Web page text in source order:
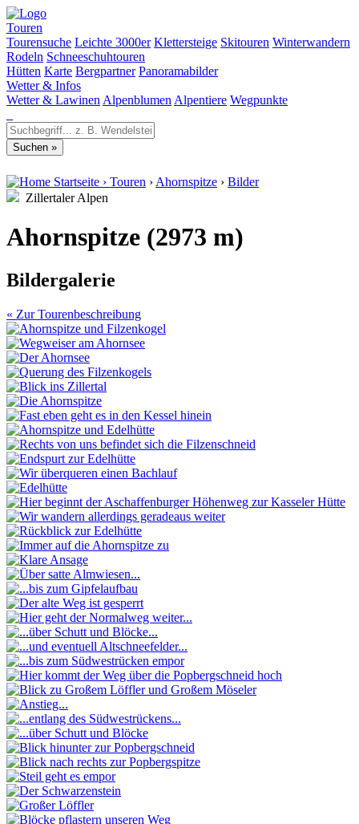
Touren
Tourensuche Leichte 3000er Klettersteige Skitouren Winterwandern
Rodeln Schneeschuhtouren
Hütten Karte Bergpartner Panoramabilder
Wetter & Infos
Wetter & Lawinen Alpenblumen Alpentiere Wegpunkte
Startseite › Touren › Ahornspitze › Bilder
Zillertaler Alpen
Ahornspitze (2973 m)
Bildergalerie
« Zur Tourenbeschreibung